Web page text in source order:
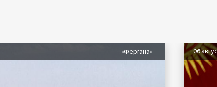
«Фергана» 06